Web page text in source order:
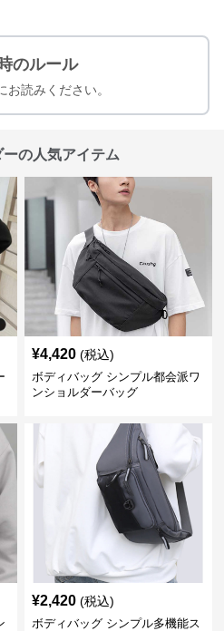
のルール
お読みください。
の人気アイテム
¥4,420 (税込)
ボディバッグ シンプル都会派ワ
ンショルダーバッグ
¥2,420 (税込)
ボディバッグ シンプル多機能ス